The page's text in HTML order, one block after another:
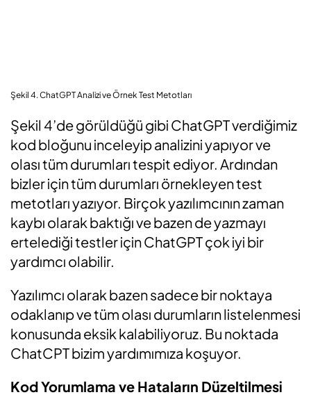
Şekil 4. ChatGPT Analizi ve Örnek Test Metotları
Şekil 4’de görüldüğü gibi ChatGPT verdiğimiz
kod bloğunu inceleyip analizini yapıyor ve
olası tüm durumları tespit ediyor. Ardından
bizler için tüm durumları örnekleyen test
metotları yazıyor. Birçok yazılımcının zaman
kaybı olarak baktığı ve bazen de yazmayı
ertelediği testler için ChatGPT çok iyi bir
yardımcı olabilir.
Yazılımcı olarak bazen sadece bir noktaya
odaklanıp ve tüm olası durumların listelenmesi
konusunda eksik kalabiliyoruz. Bu noktada
ChatCPT bizim yardımımıza koşuyor.
Kod Yorumlama ve Hataların Düzeltilmesi